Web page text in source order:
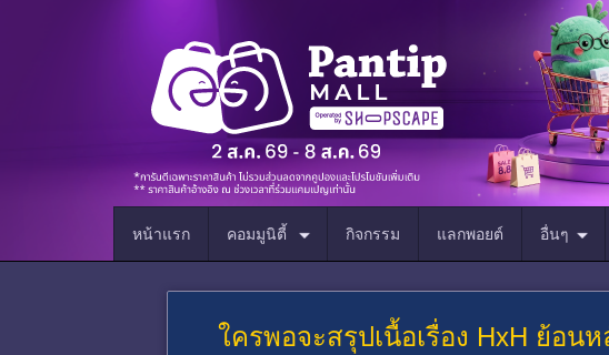
หน้าแรก คอมมูนิตี้ กิจกรรม แลกพอยต์ อื่นๆ
ใครพอจะสรุปเนื้อเรื่อง HxH ย้อน